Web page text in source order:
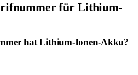
für Lithium-
hat Lithium-Ionen-Akku?